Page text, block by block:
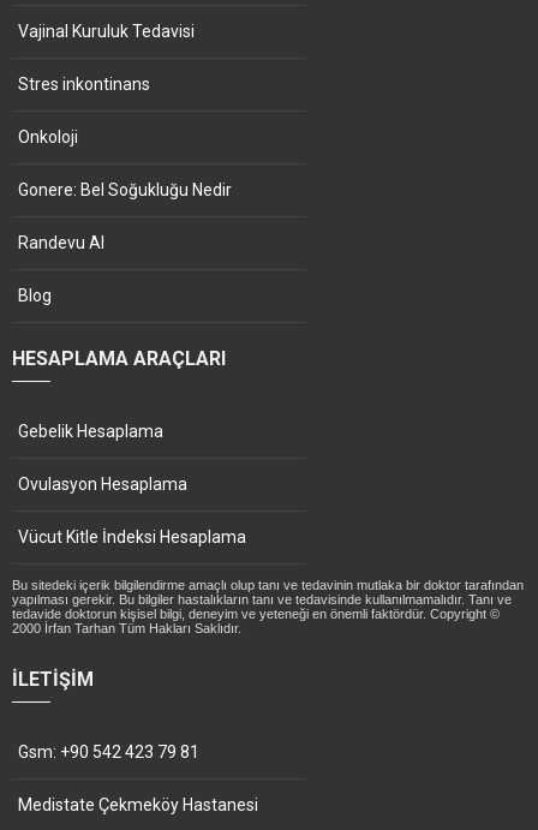
Vajinal Kuruluk Tedavisi
Stres inkontinans
Onkoloji
Gonere: Bel Soğukluğu Nedir
Randevu Al
Blog
HESAPLAMA ARAÇLARI
Gebelik Hesaplama
Ovulasyon Hesaplama
Vücut Kitle İndeksi Hesaplama
Bu sitedeki içerik bilgilendirme amaçlı olup tanı ve tedavinin mutlaka bir doktor tarafından
yapılması gerekir. Bu bilgiler hastalıkların tanı ve tedavisinde kullanılmamalıdır. Tanı ve
tedavide doktorun kişisel bilgi, deneyim ve yeteneği en önemli faktördür. Copyright ©
2000 İrfan Tarhan Tüm Hakları Saklıdır.
İLETIŞIM
Gsm: +90 542 423 79 81
Medistate Çekmeköy Hastanesi